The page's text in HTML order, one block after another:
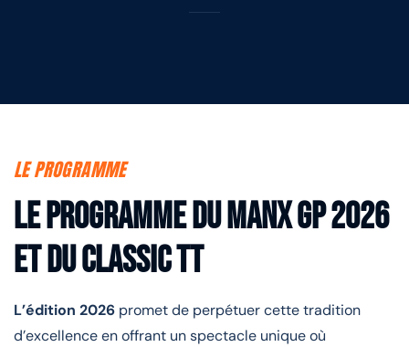
LE PROGRAMME
Le programme du Manx GP 2026
et du Classic tt
L’édition 2026 promet de perpétuer cette tradition
d’excellence en offrant un spectacle unique où